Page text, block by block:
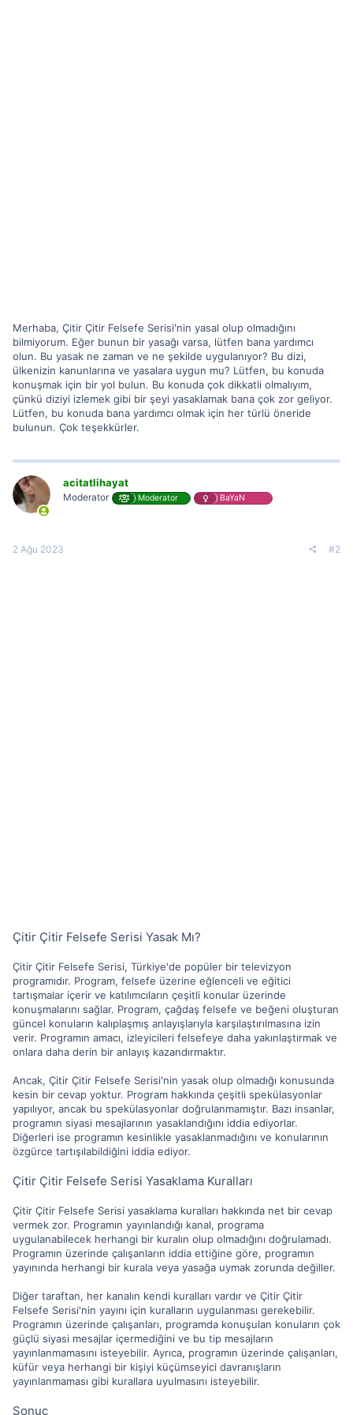
Merhaba, Çitir Çitir Felsefe Serisi'nin yasal olup olmadığını
bilmiyorum. Eğer bunun bir yasağı varsa, lütfen bana yardımcı
olun. Bu yasak ne zaman ve ne şekilde uygulanıyor? Bu dizi,
ülkenizin kanunlarına ve yasalara uygun mu? Lütfen, bu konuda
konuşmak için bir yol bulun. Bu konuda çok dikkatli olmalıyım,
çünkü diziyi izlemek gibi bir şeyi yasaklamak bana çok zor geliyor.
Lütfen, bu konuda bana yardımcı olmak için her türlü öneride
bulunun. Çok teşekkürler.
acitatlihayat
Moderator Moderator BaYaN
2 Ağu 2023 #2
Çitir Çitir Felsefe Serisi Yasak Mı?
Çitir Çitir Felsefe Serisi, Türkiye'de popüler bir televizyon
programıdır. Program, felsefe üzerine eğlenceli ve eğitici
tartışmalar içerir ve katılımcıların çeşitli konular üzerinde
konuşmalarını sağlar. Program, çağdaş felsefe ve beğeni oluşturan
güncel konuların kalıplaşmış anlayışlarıyla karşılaştırılmasına izin
verir. Programın amacı, izleyicileri felsefeye daha yakınlaştırmak ve
onlara daha derin bir anlayış kazandırmaktır.
Ancak, Çitir Çitir Felsefe Serisi'nin yasak olup olmadığı konusunda
kesin bir cevap yoktur. Program hakkında çeşitli spekülasyonlar
yapılıyor, ancak bu spekülasyonlar doğrulanmamıştır. Bazı insanlar,
programın siyasi mesajlarının yasaklandığını iddia ediyorlar.
Diğerleri ise programın kesinlikle yasaklanmadığını ve konularının
özgürce tartışılabildiğini iddia ediyor.
Çitir Çitir Felsefe Serisi Yasaklama Kuralları
Çitir Çitir Felsefe Serisi yasaklama kuralları hakkında net bir cevap
vermek zor. Programın yayınlandığı kanal, programa
uygulanabilecek herhangi bir kuralın olup olmadığını doğrulamadı.
Programın üzerinde çalışanların iddia ettiğine göre, programın
yayınında herhangi bir kurala veya yasağa uymak zorunda değiller.
Diğer taraftan, her kanalın kendi kuralları vardır ve Çitir Çitir
Felsefe Serisi'nin yayını için kuralların uygulanması gerekebilir.
Programın üzerinde çalışanları, programda konuşulan konuların çok
güçlü siyasi mesajlar içermediğini ve bu tip mesajların
yayınlanmamasını isteyebilir. Ayrıca, programın üzerinde çalışanları,
küfür veya herhangi bir kişiyi küçümseyici davranışların
yayınlanmaması gibi kurallara uyulmasını isteyebilir.
Sonuç